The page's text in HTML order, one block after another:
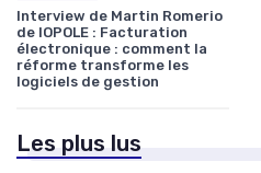
Interview de Martin Romerio
de IOPOLE : Facturation
électronique : comment la
réforme transforme les
logiciels de gestion
Les plus lus